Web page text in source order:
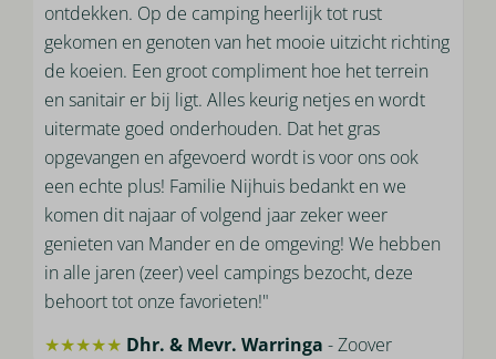
ontdekken. Op de camping heerlijk tot rust
gekomen en genoten van het mooie uitzicht richting
de koeien. Een groot compliment hoe het terrein
en sanitair er bij ligt. Alles keurig netjes en wordt
uitermate goed onderhouden. Dat het gras
opgevangen en afgevoerd wordt is voor ons ook
een echte plus! Familie Nijhuis bedankt en we
komen dit najaar of volgend jaar zeker weer
genieten van Mander en de omgeving! We hebben
in alle jaren (zeer) veel campings bezocht, deze
behoort tot onze favorieten!"
★★★★★ Dhr. & Mevr. Warringa - Zoover